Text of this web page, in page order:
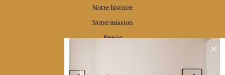
Notre histoire
Notre mission
Presse